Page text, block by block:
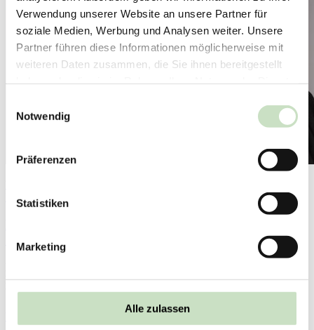
Verwendung unserer Website an unsere Partner für
soziale Medien, Werbung und Analysen weiter. Unsere
Partner führen diese Informationen möglicherweise mit
weiteren Daten zusammen, die Sie ihnen bereitgestellt
Notwendig
Präferenzen
Statistiken
Marketing
Alle zulassen
Bank
11. Juni 2026
Fachdiskussion zu Ausschlusskriterien. Krisenhafte
Veränderungen führen bei einigen…